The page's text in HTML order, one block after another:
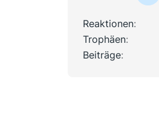
Reaktionen
Trophäen
Beiträge